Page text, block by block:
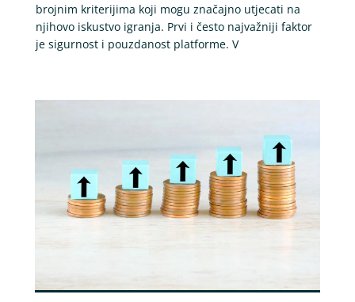
brojnim kriterijima koji mogu značajno utjecati na
njihovo iskustvo igranja. Prvi i često najvažniji faktor
je sigurnost i pouzdanost platforme. V